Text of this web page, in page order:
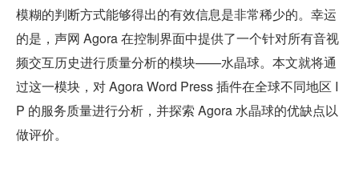
模糊的判断方式能够得出的有效信息是非常稀少的。幸运
的是，声网 Agora 在控制界面中提供了一个针对所有音视
频交互历史进行质量分析的模块——水晶球。本文就将通
过这一模块，对 Agora Word Press 插件在全球不同地区 I
P 的服务质量进行分析，并探索 Agora 水晶球的优缺点以
做评价。